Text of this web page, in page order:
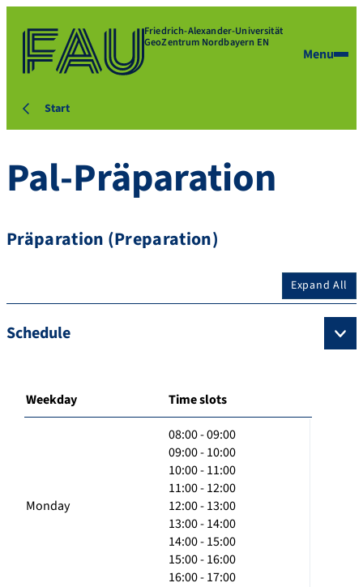
Friedrich-Alexander-Universität
GeoZentrum Nordbayern EN
Menu
Start
Pal-Präparation
Präparation (Preparation)
Expand All
Schedule
Weekday Time slots
Monday
08:00 - 09:00
09:00 - 10:00
10:00 - 11:00
11:00 - 12:00
12:00 - 13:00
13:00 - 14:00
14:00 - 15:00
15:00 - 16:00
16:00 - 17:00